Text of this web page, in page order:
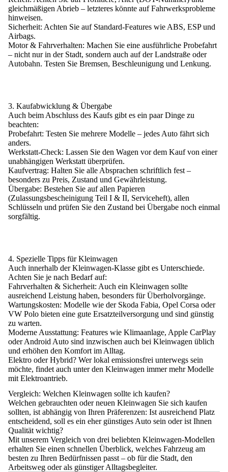
gleichmäßigen Abrieb – letzteres könnte auf Fahrwerksprobleme
hinweisen.
Sicherheit: Achten Sie auf Standard-Features wie ABS, ESP und
Airbags.
Motor & Fahrverhalten: Machen Sie eine ausführliche Probefahrt
– nicht nur in der Stadt, sondern auch auf der Landstraße oder
Autobahn. Testen Sie Bremsen, Beschleunigung und Lenkung.
3. Kaufabwicklung & Übergabe
Auch beim Abschluss des Kaufs gibt es ein paar Dinge zu
beachten:
Probefahrt: Testen Sie mehrere Modelle – jedes Auto fährt sich
anders.
Werkstatt-Check: Lassen Sie den Wagen vor dem Kauf von einer
unabhängigen Werkstatt überprüfen.
Kaufvertrag: Halten Sie alle Absprachen schriftlich fest –
besonders zu Preis, Zustand und Gewährleistung.
Übergabe: Bestehen Sie auf allen Papieren
(Zulassungsbescheinigung Teil I & II, Serviceheft), allen
Schlüsseln und prüfen Sie den Zustand bei Übergabe noch einmal
sorgfältig.
4. Spezielle Tipps für Kleinwagen
Auch innerhalb der Kleinwagen-Klasse gibt es Unterschiede.
Achten Sie je nach Bedarf auf:
Fahrverhalten & Sicherheit: Auch ein Kleinwagen sollte
ausreichend Leistung haben, besonders für Überholvorgänge.
Wartungskosten: Modelle wie der Skoda Fabia, Opel Corsa oder
VW Polo bieten eine gute Ersatzteilversorgung und sind günstig
zu warten.
Moderne Ausstattung: Features wie Klimaanlage, Apple CarPlay
oder Android Auto sind inzwischen auch bei Kleinwagen üblich
und erhöhen den Komfort im Alltag.
Elektro oder Hybrid? Wer lokal emissionsfrei unterwegs sein
möchte, findet auch unter den Kleinwagen immer mehr Modelle
mit Elektroantrieb.
Vergleich: Welchen Kleinwagen sollte ich kaufen?
Welchen gebrauchten oder neuen Kleinwagen Sie sich kaufen
sollten, ist abhängig von Ihren Präferenzen: Ist ausreichend Platz
entscheidend, soll es ein eher günstiges Auto sein oder ist Ihnen
Qualität wichtig?
Mit unserem Vergleich von drei beliebten Kleinwagen-Modellen
erhalten Sie einen schnellen Überblick, welches Fahrzeug am
besten zu Ihren Bedürfnissen passt – ob für die Stadt, den
Arbeitsweg oder als günstiger Alltagsbegleiter.